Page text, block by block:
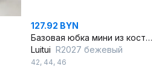
127.92 BYN
Базовая юбка мини из костюмной ткани на подкладке
Luitui R2027 бежевый
42, 44, 46